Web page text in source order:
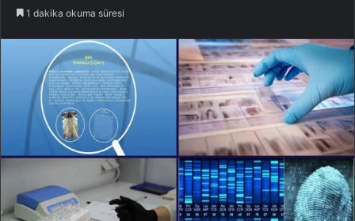
1 dakika okuma süresi